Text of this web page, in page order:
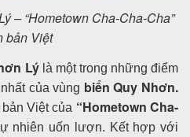
– “Hometown Cha-Cha-Cha”
bản Việt
Lýlà một trong những điểm
của vùng biển Quy Nhơn.
Việt của “Hometown Cha-
nhiên uốn lượn. Kết hợp với